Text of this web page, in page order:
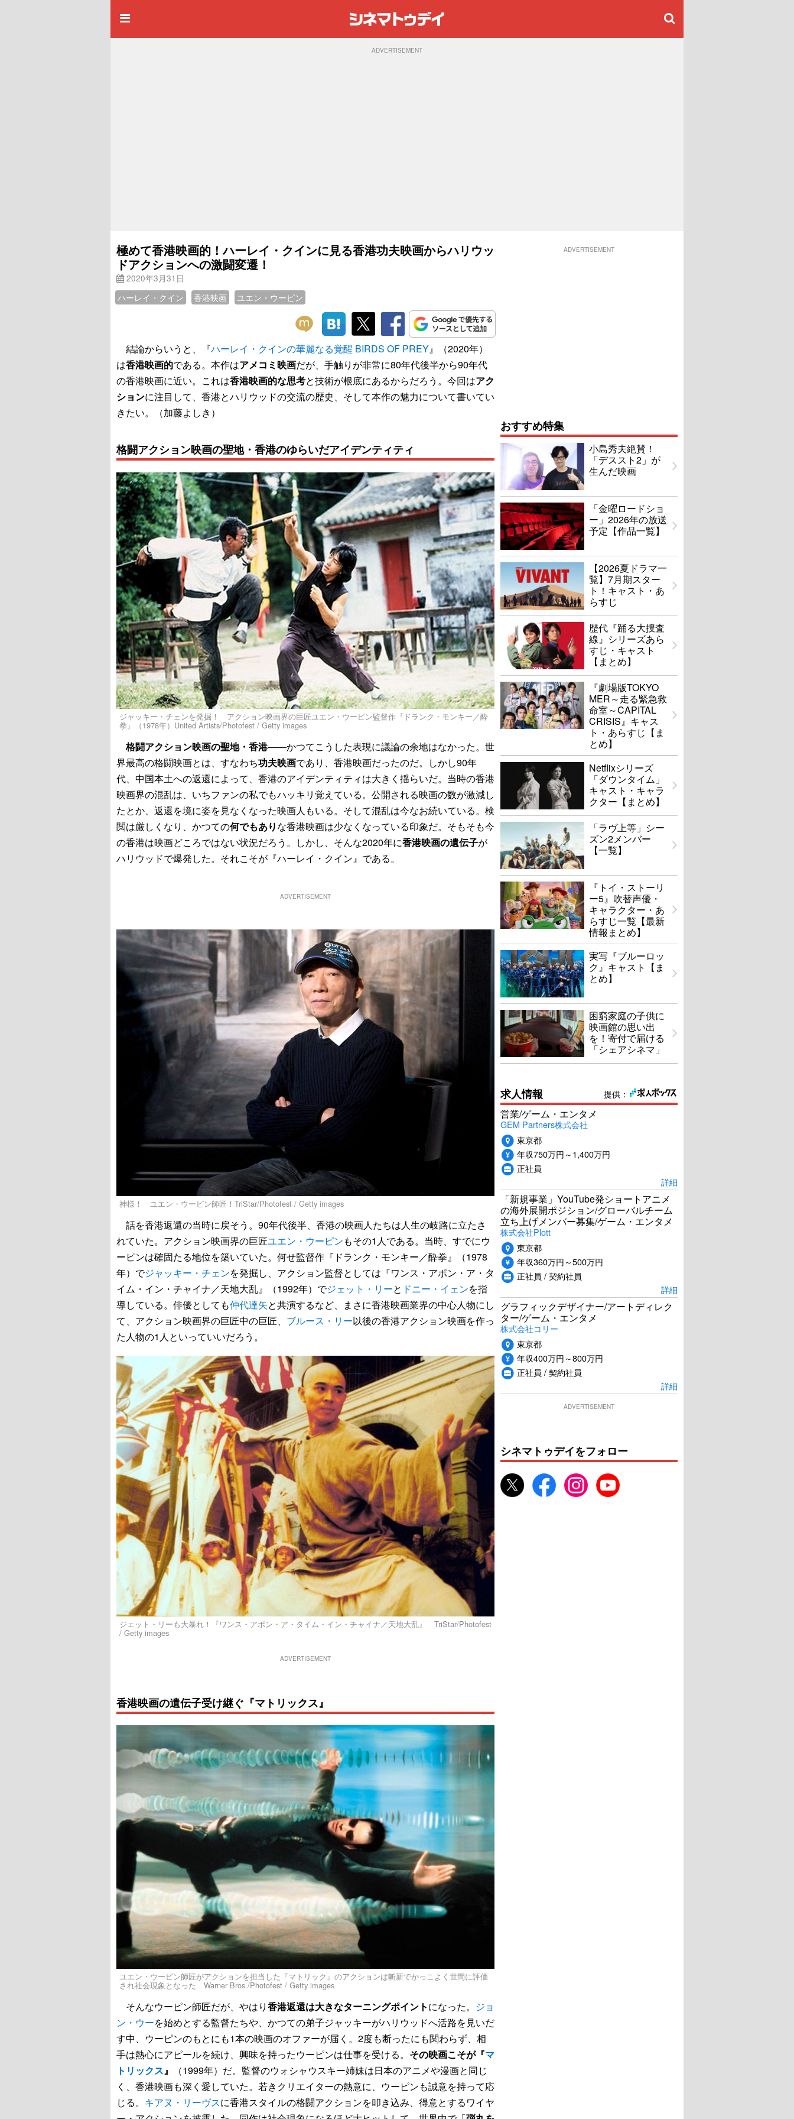
ADVERTISEMENT
極めて香港映画的！ハーレイ・クインに見る香港功夫映画からハリウッ
ドアクションへの激闘変遷！
2020年3月31日
ハーレイ・クイン
香港映画 ユエン・ウーピン
結論からいうと、『ハーレイ・クインの華麗なる覚醒 BIRDS OF PREY』（2020年）
は香港映画的である。本作はアメコミ映画だが、手触りが非常に80年代後半から90年代
の香港映画に近い。これは香港映画的な思考と技術が根底にあるからだろう。今回はアク
ションに注目して、香港とハリウッドの交流の歴史、そして本作の魅力について書いてい
きたい。（加藤よしき）
格闘アクション映画の聖地・香港のゆらいだアイデンティティ
ジャッキー・チェンを発掘！ アクション映画界の巨匠ユエン・ウーピン監督作『ドランク・モンキー／酔
拳』（1978年）United Artists/Photofest / Getty images
格闘アクション映画の聖地・香港——かつてこうした表現に議論の余地はなかった。世
界最高の格闘映画とは、すなわち功夫映画であり、香港映画だったのだ。しかし90年
代、中国本土への返還によって、香港のアイデンティティは大きく揺らいだ。当時の香港
映画界の混乱は、いちファンの私でもハッキリ覚えている。公開される映画の数が激減し
たとか、返還を境に姿を見なくなった映画人もいる。そして混乱は今なお続いている。検
閲は厳しくなり、かつての何でもありな香港映画は少なくなっている印象だ。そもそも今
の香港は映画どころではない状況だろう。しかし、そんな2020年に香港映画の遺伝子が
ハリウッドで爆発した。それこそが『ハーレイ・クイン』である。
ADVERTISEMENT
神様！ ユエン・ウーピン師匠！TriStar/Photofest / Getty images
話を香港返還の当時に戻そう。90年代後半、香港の映画人たちは人生の岐路に立たさ
れていた。アクション映画界の巨匠ユエン・ウーピンもその1人である。当時、すでにウ
ーピンは確固たる地位を築いていた。何せ監督作『ドランク・モンキー／酔拳』（1978
年）でジャッキー・チェンを発掘し、アクション監督としては『ワンス・アポン・ア・タ
イム・イン・チャイナ／天地大乱』（1992年）でジェット・リーと ドニー・イェンを指
導している。俳優としても仲代達矢と共演するなど、まさに香港映画業界の中心人物にし
て、アクション映画界の巨匠中の巨匠、 ブルース・リー以後の香港アクション映画を作っ
た人物の1人といっていいだろう。
ジェット・リーも大暴れ！『ワンス・アポン・ア・タイム・イン・チャイナ／天地大乱』 TriStar/Photofest
/ Getty images
ADVERTISEMENT
香港映画の遺伝子受け継ぐ『マトリックス』
ユエン・ウーピン師匠がアクションを担当した『マトリック』のアクションは斬新でかっこよく世間に評価
され社会現象となった Warner Bros./Photofest / Getty images
そんなウーピン師匠だが、やはり香港返還は大きなターニングポイントになった。 ジョ
ン・ウーを始めとする監督たちや、かつての弟子ジャッキーがハリウッドへ活路を見いだ
す中、ウーピンのもとにも1本の映画のオファーが届く。2度も断ったにも関わらず、相
手は熱心にアピールを続け、興味を持ったウーピンは仕事を受ける。 その映画こそが『マ
トリックス』
（1999年）だ。監督のウォシャウスキー姉妹は日本のアニメや漫画と同じ
く、香港映画も深く愛していた。若きクリエイターの熱意に、ウーピンも誠意を持って応
じる。 キアヌ・リーヴスに香港スタイルの格闘アクションを叩き込み、得意とするワイヤ
ADVERTISEMENT
おすすめ特集
小島秀夫絶賛！
「デススト2」が
生んだ映画
「金曜ロードショ
ー」2026年の放送
予定【作品一覧】
【2026夏ドラマ一
覧】7月期スター
ト！キャスト・あ
らすじ
歴代『踊る大捜査
線』シリーズあら
すじ・キャスト
【まとめ】
『劇場版TOKYO
MER～走る緊急救
命室～CAPITAL
CRISIS』キャス
ト・あらすじ【ま
とめ】
Netflixシリーズ
「ダウンタイム」
キャスト・キャラ
クター【まとめ】
「ラヴ上等」シー
ズン2メンバー
【一覧】
『トイ・ストーリ
ー5』吹替声優・
キャラクター・あ
らすじ一覧【最新
情報まとめ】
実写『ブルーロッ
ク』キャスト【ま
とめ】
困窮家庭の子供に
映画館の思い出
を！寄付で届ける
「シェアシネマ」
提供：
求人情報
営業/ゲーム・エンタメ
GEM Partners株式会社
東京都
年収750万円～1,400万円
正社員
詳細
「新規事業」YouTube発ショートアニメ
の海外展開ポジション/グローバルチーム
立ち上げメンバー募集/ゲーム・エンタメ
株式会社Plott
東京都
年収360万円～500万円
正社員 / 契約社員
詳細
グラフィックデザイナー/アートディレク
ター/ゲーム・エンタメ
株式会社コリー
東京都
年収400万円～800万円
正社員 / 契約社員
詳細
ADVERTISEMENT
シネマトゥデイをフォロー